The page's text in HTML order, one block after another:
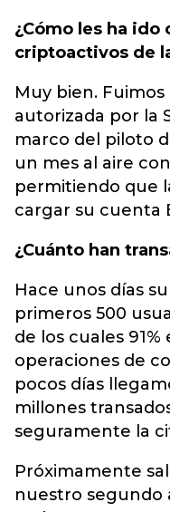
¿Cómo les ha ido
criptoactivos de
Muy bien.
autorizada por la
marco del piloto
un mes al aire
permitiendo que
cargar su cuenta
¿Cuánto han
Hace unos días
primeros 500
de los cuales
operaciones de
pocos días
millones
seguramente la
Próximamente
nuestro segundo